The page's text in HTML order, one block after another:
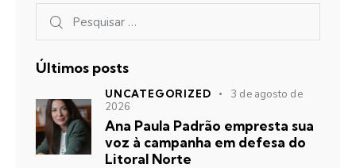
Últimos posts
UNCATEGORIZED
3 de agosto de
2026
Ana Paula Padrão empresta sua
voz à campanha em defesa do
Litoral Norte